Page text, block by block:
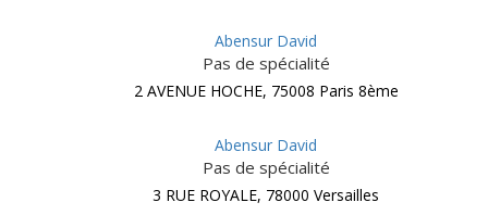
Abensur David
Pas de spécialité
2 AVENUE HOCHE, 75008 Paris 8ème
Abensur David
Pas de spécialité
3 RUE ROYALE, 78000 Versailles